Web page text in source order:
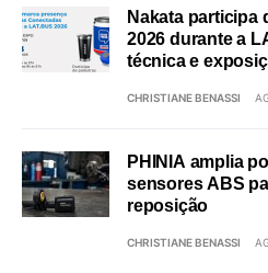
Nakata participa
2026 durante a
técnica e
CHRISTIANE BENASSI
PHINIA amplia
sensores ABS
reposição
CHRISTIANE BENASSI